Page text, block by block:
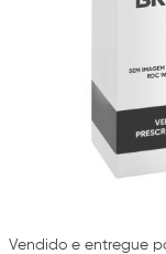
Vendido e entregue